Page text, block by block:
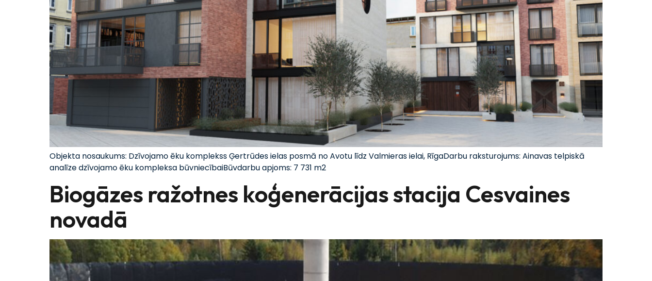
Objekta nosaukums: Dzīvojamo ēku komplekss Ģertrūdes ielas posmā no Avotu līdz Valmieras ielai, RīgaDarbu raksturojums: Ainavas telpiskā
analīze dzīvojamo ēku kompleksa būvniecībaiBūvdarbu apjoms: 7 731 m2
Biogāzes ražotnes koģenerācijas stacija Cesvaines
novadā